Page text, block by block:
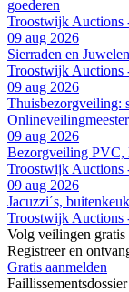
goederen
Troostwijk Auctions
09 aug 2026
Sierraden en
Troostwijk Auctions
09 aug 2026
Thuisbezorgveiling:
09 aug 2026
Bezorgveiling PVC,
Troostwijk Auctions
09 aug 2026
Jacuzzi´s,
Troostwijk Auctions
Volg veilingen gratis
Registreer en
Gratis aanmelden
Faillissementsdossier